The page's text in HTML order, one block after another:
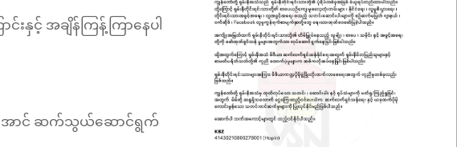
နှင့် အချိန်ကြန့်ကြာနေပါ
စ်အောင် ဆက်သွယ်ဆောင်ရွက်